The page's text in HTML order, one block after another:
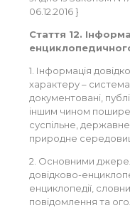
06.12.2016 }
Стаття 12.
1. Інформація
характеру –
документовані,
іншим чином
суспільне,
природне
2. Основними
довідково-
енциклопедії,
повідомлення та